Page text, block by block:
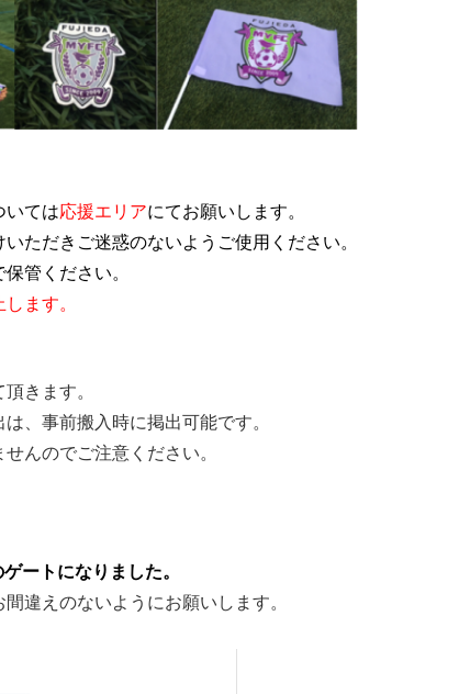
いては応援エリアにてお願いします。
ただきご迷惑のないようご使用ください。
管ください。
ます。
きます。
は、事前搬入時に掲出可能です。
んのでご注意ください。
ートになりました。
違えのないようにお願いします。